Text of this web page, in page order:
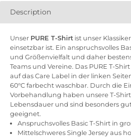
Description
Unser PURE T-Shirt ist unser
einsetzbar ist. Ein anspruchsvolles
und Größenvielfalt und daher
Teams und Vereine. Das PURE T-
auf das Care Label in der linken
60°C farbecht waschbar. Durch die
Vorbehandlung haben unsere T-
Lebensdauer und sind besonders
geeignet.
Anspruchsvolles Basic T-Shirt in
Mittelschweres Single Jersey aus